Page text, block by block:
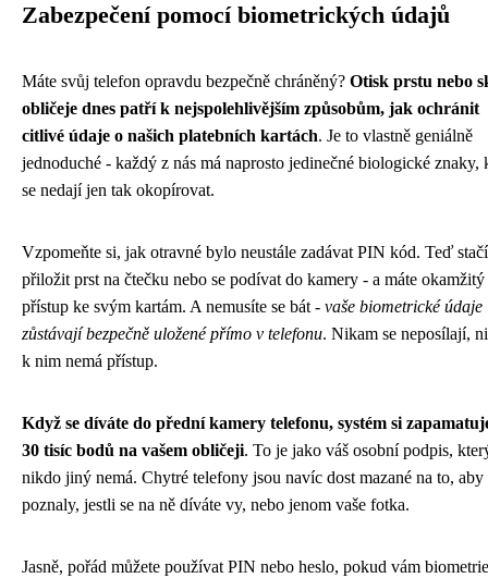
Zabezpečení pomocí biometrických údajů
Máte svůj telefon opravdu bezpečně chráněný? Otisk prstu nebo
obličeje dnes patří k nejspolehlivějším způsobům, jak ochránit
citlivé údaje o našich platebních kartách. Je to vlastně geniálně
jednoduché - každý z nás má naprosto jedinečné biologické znaky,
se nedají jen tak okopírovat.
Vzpomeňte si, jak otravné bylo neustále zadávat PIN kód. Teď stačí
přiložit prst na čtečku nebo se podívat do kamery - a máte okamžitý
přístup ke svým kartám. A nemusíte se bát - vaše biometrické údaje
zůstávají bezpečně uložené přímo v telefonu. Nikam se neposílají,
k nim nemá přístup.
Když se díváte do přední kamery telefonu, systém si
30 tisíc bodů na vašem obličeji. To je jako váš osobní podpis,
nikdo jiný nemá. Chytré telefony jsou navíc dost mazané na to, aby
poznaly, jestli se na ně díváte vy, nebo jenom vaše fotka.
Jasně, pořád můžete používat PIN nebo heslo, pokud vám biometrie